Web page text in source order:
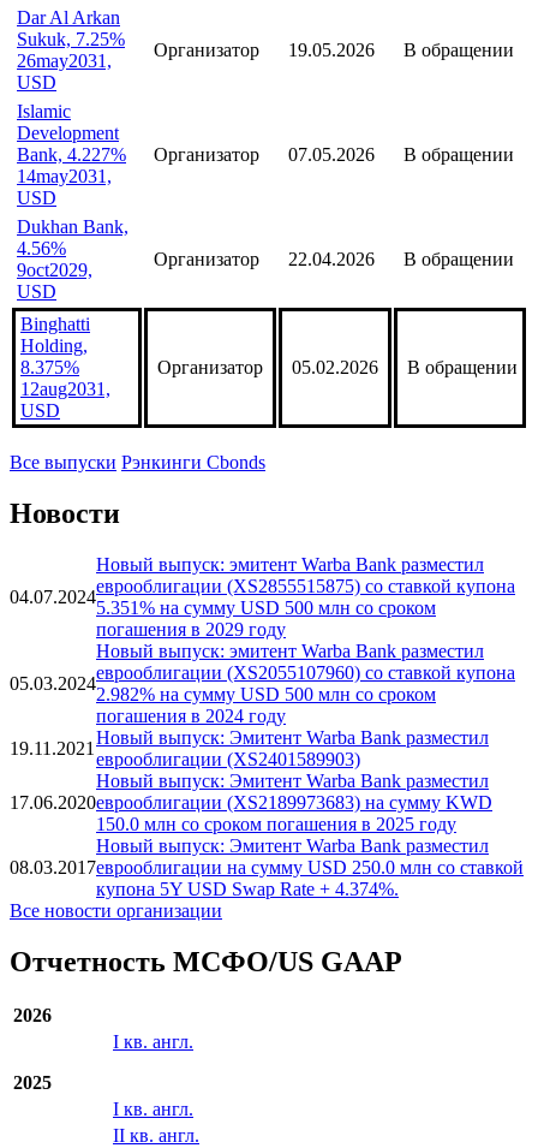
Dar Al Arkan
Sukuk, 7.25%
26may2031,
USD
Организатор 19.05.2026 В обращении
Islamic
Development
Bank, 4.227%
14may2031,
USD
Организатор 07.05.2026 В обращении
Dukhan Bank,
4.56%
9oct2029,
USD
Организатор 22.04.2026 В обращении
Binghatti
Holding,
8.375%
12aug2031,
USD
Организатор 05.02.2026 В обращении
Все выпуски Рэнкинги Cbonds
Новости
04.07.2024
Новый выпуск: эмитент Warba Bank разместил
еврооблигации (XS2855515875) со ставкой купона
5.351% на сумму USD 500 млн со сроком
погашения в 2029 году
05.03.2024
Новый выпуск: эмитент Warba Bank разместил
еврооблигации (XS2055107960) со ставкой купона
2.982% на сумму USD 500 млн со сроком
погашения в 2024 году
19.11.2021
Новый выпуск: Эмитент Warba Bank разместил
еврооблигации (XS2401589903)
17.06.2020
Новый выпуск: Эмитент Warba Bank разместил
еврооблигации (XS2189973683) на сумму KWD
150.0 млн со сроком погашения в 2025 году
08.03.2017
Новый выпуск: Эмитент Warba Bank разместил
еврооблигации на сумму USD 250.0 млн со ставкой
купона 5Y USD Swap Rate + 4.374%.
Все новости организации
Отчетность МСФО/US GAAP
2026
I кв. англ.
2025
I кв. англ.
II кв. англ.